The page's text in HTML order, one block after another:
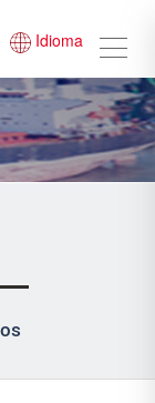
Idioma